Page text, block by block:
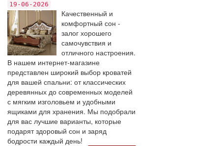
19-06-2026
Качественный и
комфортный сон -
залог хорошего
самочувствия и
отличного настроения.
В нашем интернет-магазине
представлен широкий выбор кроватей
для вашей спальни: от классических
деревянных до современных моделей
с мягким изголовьем и удобными
ящиками для хранения. Мы подобрали
для вас лучшие варианты, которые
подарят здоровый сон и заряд
бодрости каждый день!